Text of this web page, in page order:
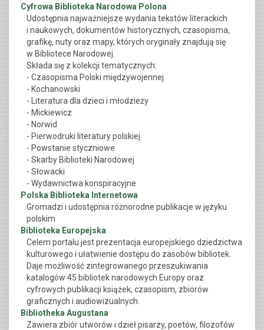
Cyfrowa Biblioteka Narodowa Polona
Udostępnia najważniejsze wydania tekstów literackich
i naukowych, dokumentów historycznych, czasopisma,
grafikę, nuty oraz mapy, których oryginały znajdują się
w Bibliotece Narodowej.
Składa się z kolekcji tematycznych:
- Czasopisma Polski międzywojennej
- Kochanowski
- Literatura dla dzieci i młodzieży
- Mickiewicz
- Norwid
- Pierwodruki literatury polskiej
- Powstanie styczniowe
- Skarby Biblioteki Narodowej
- Słowacki
- Wydawnictwa konspiracyjne
Polska Biblioteka Internetowa
Gromadzi i udostępnia różnorodne publikacje w języku
polskim
Biblioteka Europejska
Celem portalu jest prezentacja europejskiego dziedzictwa
kulturowego i ułatwienie dostępu do zasobów bibliotek.
Daje możliwość zintegrowanego przeszukiwania
katalogów 45 bibliotek narodowych Europy oraz
cyfrowych publikacji książek, czasopism, zbiorów
graficznych i audiowizualnych.
Bibliotheka Augustana
Zawiera zbiór utworów i dzieł pisarzy, poetów, filozofów